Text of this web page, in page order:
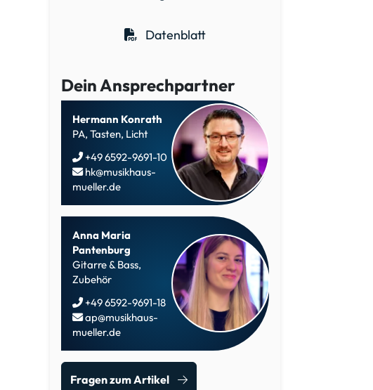
Datenblatt
Dein Ansprechpartner
Hermann Konrath
PA, Tasten, Licht
+49 6592-9691-10
hk@musikhaus-
mueller.de
Anna Maria
Pantenburg
Gitarre & Bass,
Zubehör
+49 6592-9691-18
ap@musikhaus-
mueller.de
Fragen zum Artikel